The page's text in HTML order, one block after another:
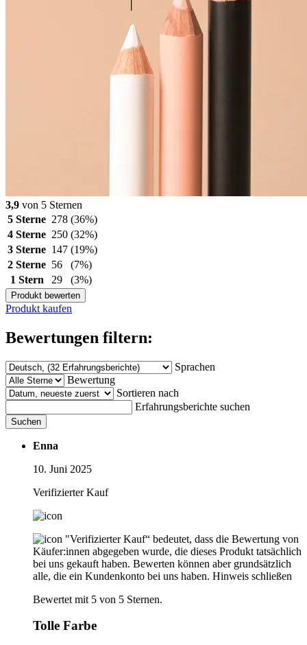
3,9 von 5 Sternen
5 Sterne 278 (36%)
4 Sterne 250 (32%)
3 Sterne 147 (19%)
2 Sterne 56
(7%)
1 Stern
29 (3%)
Produkt bewerten
Produkt kaufen
Bewertungen filtern:
Sprachen
Bewertung
Sortieren nach
Erfahrungsberichte suchen
Suchen
Enna
10. Juni 2025
Verifizierter Kauf
"Verifizierter Kauf“ bedeutet, dass die Bewertung von
Käufer:innen abgegeben wurde, die dieses Produkt tatsächlich
bei uns gekauft haben. Bewerten können aber grundsätzlich
alle, die ein Kundenkonto bei uns haben. Hinweis schließen
Bewertet mit 5 von 5 Sternen.
Tolle Farbe